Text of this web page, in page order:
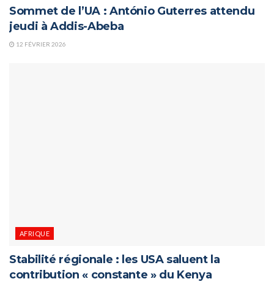
Sommet de l’UA : António Guterres attendu
jeudi à Addis-Abeba
12 FÉVRIER 2026
AFRIQUE
Stabilité régionale : les USA saluent la
contribution « constante » du Kenya